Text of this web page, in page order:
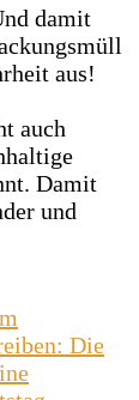
damit
aus!
auch
Damit
und